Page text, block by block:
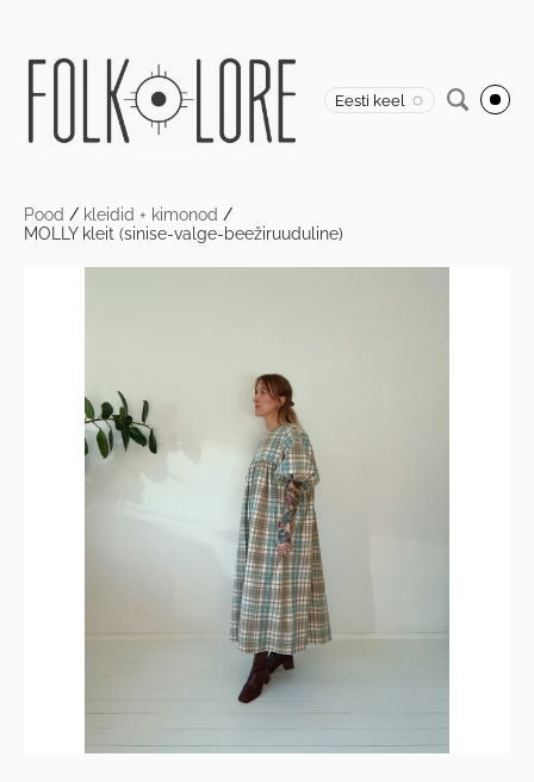
Eesti keel
Pood / kleidid + kimonod /
MOLLY kleit (sinise-valge-beežiruuduline)